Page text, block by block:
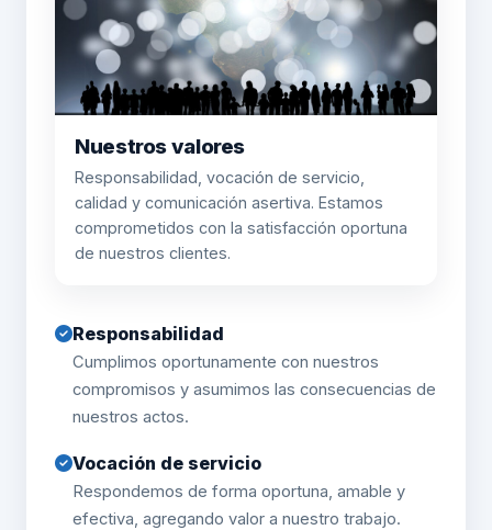
Nuestros valores
Responsabilidad, vocación de servicio,
calidad y comunicación asertiva. Estamos
comprometidos con la satisfacción oportuna
de nuestros clientes.
Responsabilidad
Cumplimos oportunamente con nuestros
compromisos y asumimos las consecuencias de
nuestros actos.
Vocación de servicio
Respondemos de forma oportuna, amable y
efectiva, agregando valor a nuestro trabajo.